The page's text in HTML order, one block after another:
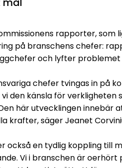
rapporter, som
på branschens chefer:
och lyfter
chefer tvingas in på
den känsla för
här utvecklingen innebär
krafter, säger Jeanet
också en tydlig koppling till
Vi i branschen är